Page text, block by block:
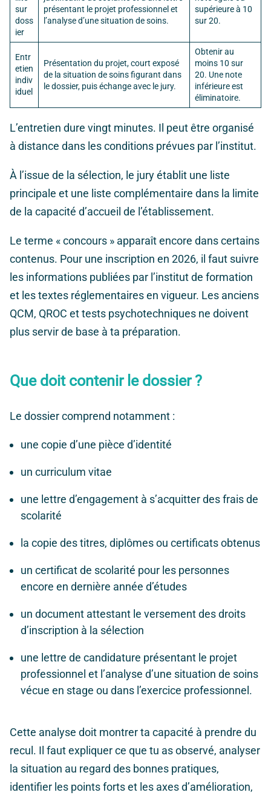
sur
doss
ier
présentant le projet professionnel et
l’analyse d’une situation de soins.
supérieure à 10
sur 20.
Entr
etien
indiv
iduel
Présentation du projet, court exposé
de la situation de soins figurant dans
le dossier, puis échange avec le jury.
Obtenir au
moins 10 sur
20. Une note
inférieure est
éliminatoire.
L’entretien dure vingt minutes. Il peut être organisé
à distance dans les conditions prévues par l’institut.
À l’issue de la sélection, le jury établit une liste
principale et une liste complémentaire dans la limite
de la capacité d’accueil de l’établissement.
Le terme « concours » apparaît encore dans certains
contenus. Pour une inscription en 2026, il faut suivre
les informations publiées par l’institut de formation
et les textes réglementaires en vigueur. Les anciens
QCM, QROC et tests psychotechniques ne doivent
plus servir de base à ta préparation.
Que doit contenir le dossier ?
Le dossier comprend notamment :
une copie d’une pièce d’identité
un curriculum vitae
une lettre d’engagement à s’acquitter des frais de
scolarité
la copie des titres, diplômes ou certificats obtenus
un certificat de scolarité pour les personnes
encore en dernière année d’études
un document attestant le versement des droits
d’inscription à la sélection
une lettre de candidature présentant le projet
professionnel et l’analyse d’une situation de soins
vécue en stage ou dans l’exercice professionnel.
Cette analyse doit montrer ta capacité à prendre du
recul. Il faut expliquer ce que tu as observé, analyser
la situation au regard des bonnes pratiques,
identifier les points forts et les axes d’amélioration,